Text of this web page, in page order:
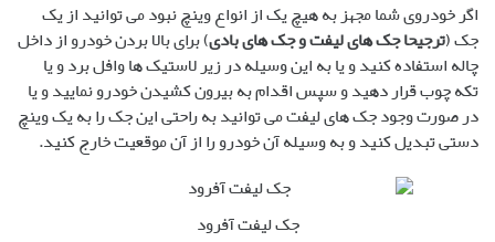
اگر خودروی شما مجهز به هیچ یک از انواع وینچ نبود می توانید از یک
جک (ترجیحا جک های لیفت و جک های بادی) برای بالا بردن خودرو از داخل
چاله استفاده کنید و یا به این وسیله در زیر لاستیک ها وافل برد و یا
تکه چوب قرار دهید و سپس اقدام به بیرون کشیدن خودرو نمایید و یا
در صورت وجود جک های لیفت می توانید به راحتی این جک را به یک وینچ
دستی تبدیل کنید و به وسیله آن خودرو را از آن موقعیت خارج کنید.
جک لیفت آفرود